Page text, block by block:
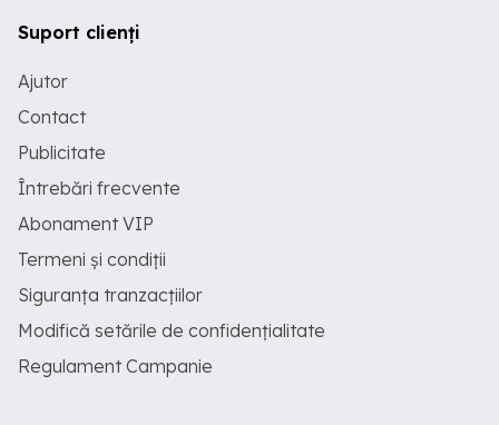
Suport clienți
Ajutor
Contact
Publicitate
Întrebări frecvente
Abonament VIP
Termeni și condiții
Siguranța tranzacțiilor
Modifică setările de confidențialitate
Regulament Campanie